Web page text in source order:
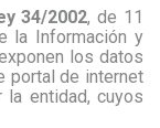
34/2002, de 11
la Información y
los datos
portal de internet
entidad, cuyos